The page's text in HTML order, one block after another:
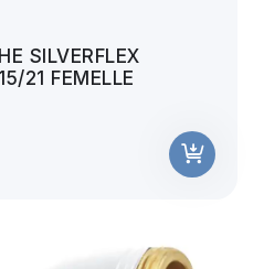
SILVERFLEX
21 FEMELLE